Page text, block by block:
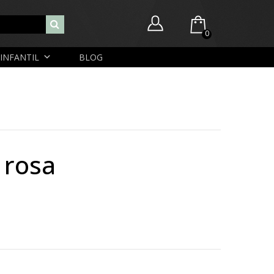
0
Você ainda não possui itens no seu carrinho.
Nome de usuário ou endereço de e-mail
INFANTIL BLOG